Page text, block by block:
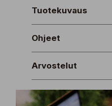
Tuotekuvaus
Ohjeet
Arvostelut